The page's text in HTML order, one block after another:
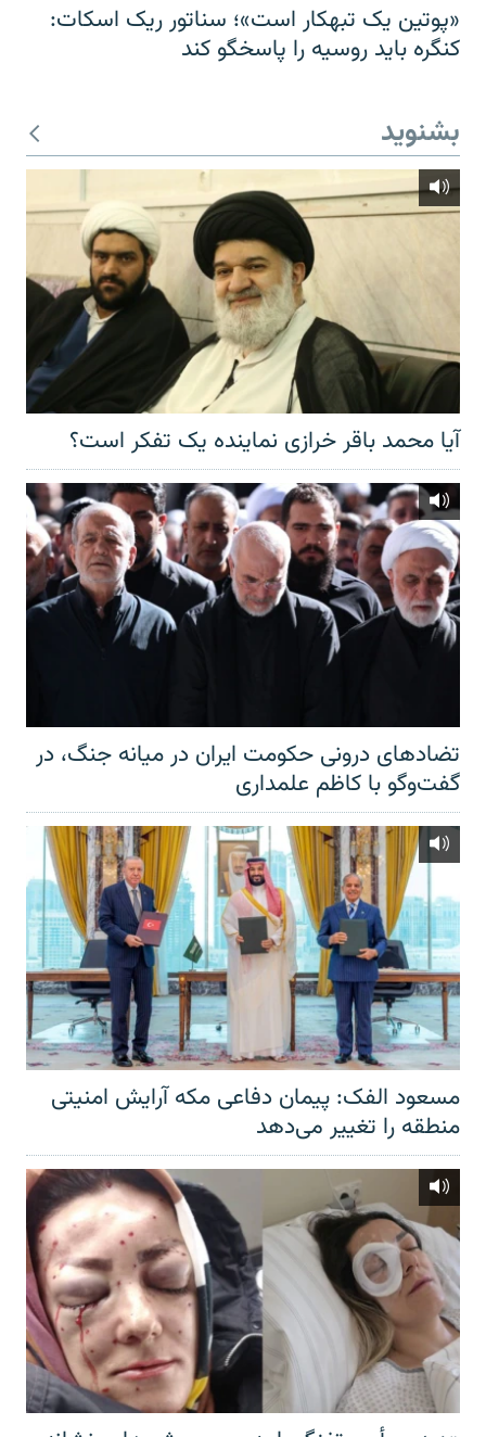
«پوتین یک تبهکار است»؛ سناتور ریک اسکات:
کنگره باید روسیه را پاسخگو کند
بشنوید
آیا محمد باقر خرازی نماینده یک تفکر است؟
تضادهای درونی حکومت ایران در میانه جنگ، در
گفت‌‌وگو با کاظم علمداری
مسعود الفک: پیمان دفاعی مکه آرایش امنیتی
منطقه را تغییر می‌دهد